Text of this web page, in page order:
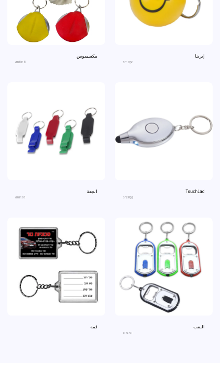
إيرينا
an1052
مكسيموس
an6116
TouchLad
an2853
الجعة
an1126
النقب
an9721
قمة